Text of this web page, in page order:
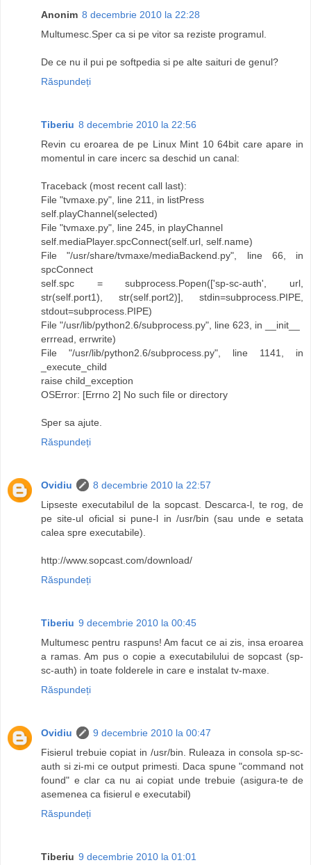
Anonim 8 decembrie 2010 la 22:28
Multumesc.Sper ca si pe vitor sa reziste programul.
De ce nu il pui pe softpedia si pe alte saituri de genul?
Răspundeți
Tiberiu 8 decembrie 2010 la 22:56
Revin cu eroarea de pe Linux Mint 10 64bit care apare in
momentul in care incerc sa deschid un canal:
Traceback (most recent call last):
File "tvmaxe.py", line 211, in listPress
self.playChannel(selected)
File "tvmaxe.py", line 245, in playChannel
self.mediaPlayer.spcConnect(self.url, self.name)
File "/usr/share/tvmaxe/mediaBackend.py", line 66, in
spcConnect
self.spc = subprocess.Popen(['sp-sc-auth', url,
str(self.port1), str(self.port2)], stdin=subprocess.PIPE,
stdout=subprocess.PIPE)
File "/usr/lib/python2.6/subprocess.py", line 623, in __init__
errread, errwrite)
File "/usr/lib/python2.6/subprocess.py", line 1141, in
_execute_child
raise child_exception
OSError: [Errno 2] No such file or directory
Sper sa ajute.
Răspundeți
Ovidiu
8 decembrie 2010 la 22:57
Lipseste executabilul de la sopcast. Descarca-l, te rog, de
pe site-ul oficial si pune-l in /usr/bin (sau unde e setata
calea spre executabile).
http://www.sopcast.com/download/
Răspundeți
Tiberiu 9 decembrie 2010 la 00:45
Multumesc pentru raspuns! Am facut ce ai zis, insa eroarea
a ramas. Am pus o copie a executabilului de sopcast (sp-
sc-auth) in toate folderele in care e instalat tv-maxe.
Răspundeți
Ovidiu
9 decembrie 2010 la 00:47
Fisierul trebuie copiat in /usr/bin. Ruleaza in consola sp-sc-
auth si zi-mi ce output primesti. Daca spune "command not
found" e clar ca nu ai copiat unde trebuie (asigura-te de
asemenea ca fisierul e executabil)
Răspundeți
Tiberiu 9 decembrie 2010 la 01:01